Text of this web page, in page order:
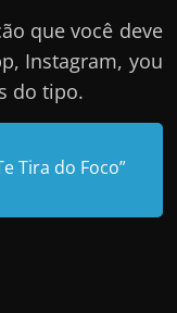
que você deve
Instagram, you
do tipo.
Tira do Foco”